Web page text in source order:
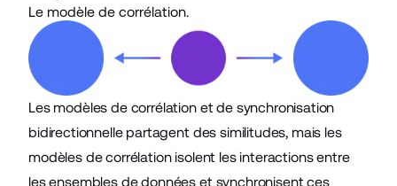
Le modèle de corrélation.
Les modèles de corrélation et de synchronisation
bidirectionnelle partagent des similitudes, mais les
modèles de corrélation isolent les interactions entre
les ensembles de données et synchronisent ces